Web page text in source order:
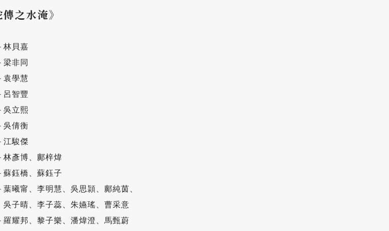
傳之水淹》
林貝嘉
梁非同
袁學慧
呂智豐
吳立熙
吳倩衡
江駿傑
林彥博、鄺梓煒
蘇鈺橋、蘇鈺子
葉曦甯、李明慧、吳思頴、鄺純茵、
、李子蕊、朱嬿瑤、曹采意
羅耀邦、黎子樂、潘煒澄、馬甄蔚